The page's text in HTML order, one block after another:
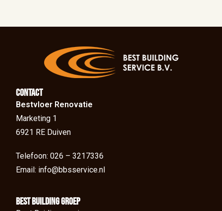
Contact
Bestvloer Renovatie
Marketing 1
6921 RE Duiven
Telefoon: 026 – 3217336
Email: info@bbsservice.nl
BEst Building groep